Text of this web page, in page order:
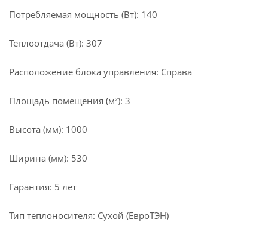
Потребляемая мощность (Вт): 140
Теплоотдача (Вт): 307
Расположение блока управления: Справа
Площадь помещения (м²): 3
Высота (мм): 1000
Ширина (мм): 530
Гарантия: 5 лет
Тип теплоносителя: Сухой (ЕвроТЭН)